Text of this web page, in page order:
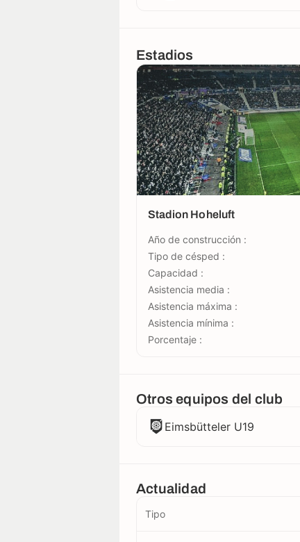
Estadios
Stadion Hoheluft
Año de construcción :
Tipo de césped :
Capacidad :
Asistencia media :
Asistencia máxima :
Asistencia mínima :
Porcentaje :
Otros equipos del club
Eimsbütteler U19
Actualidad
Tipo